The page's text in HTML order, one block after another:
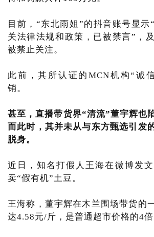
目前，“东北雨姐”的抖音账号显示
关法律法规和政策，已被禁言”，
被禁止关注。
此前，其所认证的MCN机构“诚
销。
甚至，直播带货界“清流”董宇辉也
而此时，其并未从与东方甄选引发
脱身。
近日，知名打假人王海在微博发
卖“假有机”土豆。
王海称，董宇辉在木兰围场带货的
达4.58元/斤，是普通超市价格的4倍